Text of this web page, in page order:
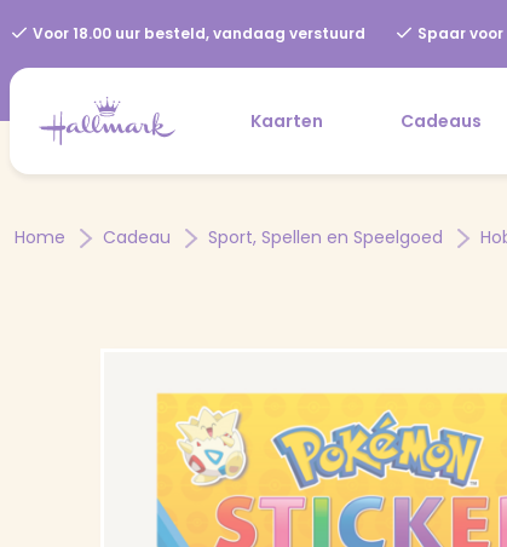
Voor 18.00 uur besteld, vandaag verstuurd Spaar
Kaarten Cadeaus
Home Cadeau Sport, Spellen en Speelgoed